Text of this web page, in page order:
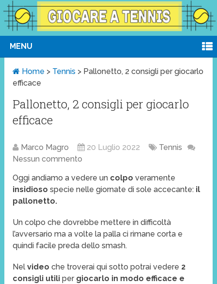
MENU
Home > Tennis > Pallonetto, 2 consigli per giocarlo
efficace
Pallonetto, 2 consigli per giocarlo
efficace
Marco Magro 20 Luglio 2022
Tennis
Nessun commento
Oggi andiamo a vedere un colpo veramente
insidiosospecie nelle giornate di sole accecante: il
pallonetto.
Un colpo che dovrebbe mettere in difficoltà
l’avversario ma a volte la palla ci rimane corta e
quindi facile preda dello smash.
Nel video che troverai qui sotto potrai vedere 2
consigli utili per giocarlo in modo efficace e